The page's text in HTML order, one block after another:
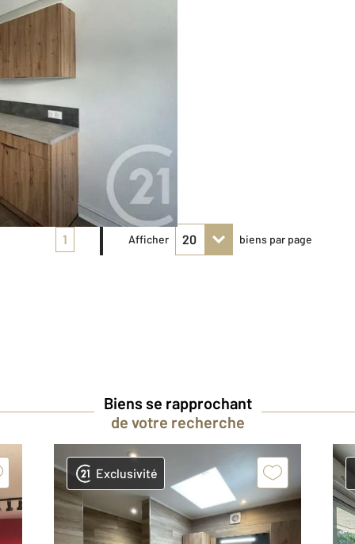
1 Afficher biens par page
Biens se rapprochant
de votre recherche
Exclusivité